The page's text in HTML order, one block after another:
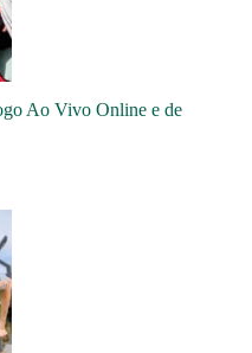
Ao Vivo Online e de